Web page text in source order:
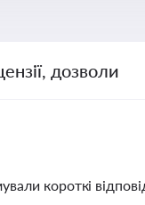
дозволи
короткі